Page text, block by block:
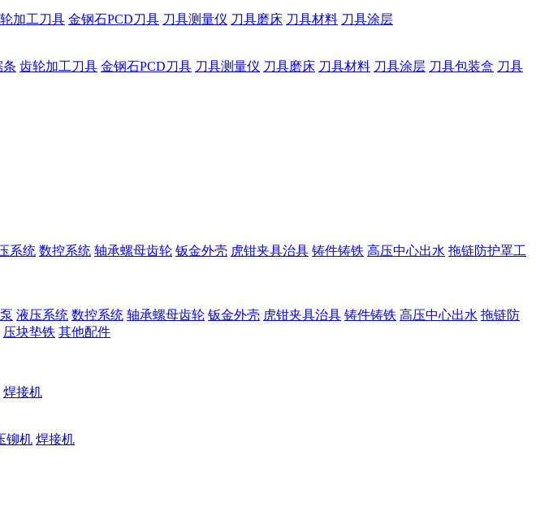
加工刀具 金钢石PCD刀具 刀具测量仪 刀具磨床 刀具材料 刀具涂层
条 齿轮加工刀具 金钢石PCD刀具 刀具测量仪 刀具磨床 刀具材料 刀具涂层 刀具包装盒 刀具
系统 数控系统 轴承螺母齿轮 钣金外壳 虎钳夹具治具 铸件铸铁 高压中心出水 拖链防护罩工
液压系统 数控系统 轴承螺母齿轮 钣金外壳 虎钳夹具治具 铸件铸铁 高压中心出水 拖链防
压块垫铁 其他配件
焊接机
铆机 焊接机